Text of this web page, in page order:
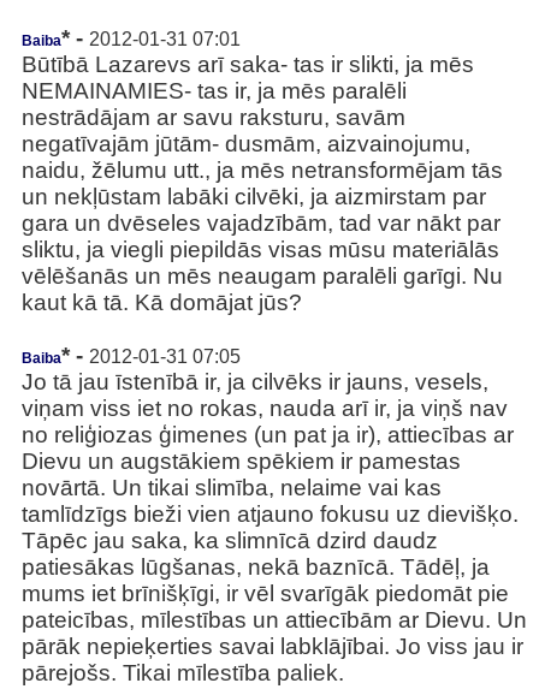
Baiba* - 2012-01-31 07:01
Būtībā Lazarevs arī saka- tas ir slikti, ja mēs
NEMAINAMIES- tas ir, ja mēs paralēli
nestrādājam ar savu raksturu, savām
negatīvajām jūtām- dusmām, aizvainojumu,
naidu, žēlumu utt., ja mēs netransformējam tās
un nekļūstam labāki cilvēki, ja aizmirstam par
gara un dvēseles vajadzībām, tad var nākt par
sliktu, ja viegli piepildās visas mūsu materiālās
vēlēšanās un mēs neaugam paralēli garīgi. Nu
kaut kā tā. Kā domājat jūs?
Baiba* - 2012-01-31 07:05
Jo tā jau īstenībā ir, ja cilvēks ir jauns, vesels,
viņam viss iet no rokas, nauda arī ir, ja viņš nav
no reliģiozas ģimenes (un pat ja ir), attiecības ar
Dievu un augstākiem spēkiem ir pamestas
novārtā. Un tikai slimība, nelaime vai kas
tamlīdzīgs bieži vien atjauno fokusu uz dievišķo.
Tāpēc jau saka, ka slimnīcā dzird daudz
patiesākas lūgšanas, nekā baznīcā. Tādēļ, ja
mums iet brīnišķīgi, ir vēl svarīgāk piedomāt pie
pateicības, mīlestības un attiecībām ar Dievu. Un
pārāk nepieķerties savai labklājībai. Jo viss jau ir
pārejošs. Tikai mīlestība paliek.